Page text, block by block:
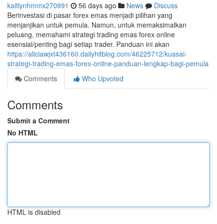
kaitlynhmmx270991 56 days ago News
Discuss
Berinvestasi di pasar forex emas menjadi pilihan yang
menjanjikan untuk pemula. Namun, untuk memaksimalkan
peluang, memahami strategi trading emas forex online
esensial/penting bagi setiap trader. Panduan ini akan
https://aliciawjxt436160.dailyhitblog.com/46225712/kuasai-
strategi-trading-emas-forex-online-panduan-lengkap-bagi-pemula
Comments
Who Upvoted
Comments
Submit a Comment
No HTML
HTML is disabled